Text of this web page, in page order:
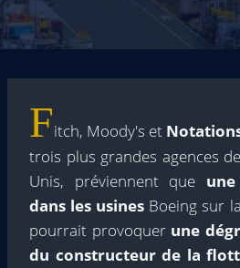
Fitch, Moody's et
trois plus grandes agences
Unis, préviennent que
dans les usines Boeing sur
pourrait provoquer une
du constructeur de la